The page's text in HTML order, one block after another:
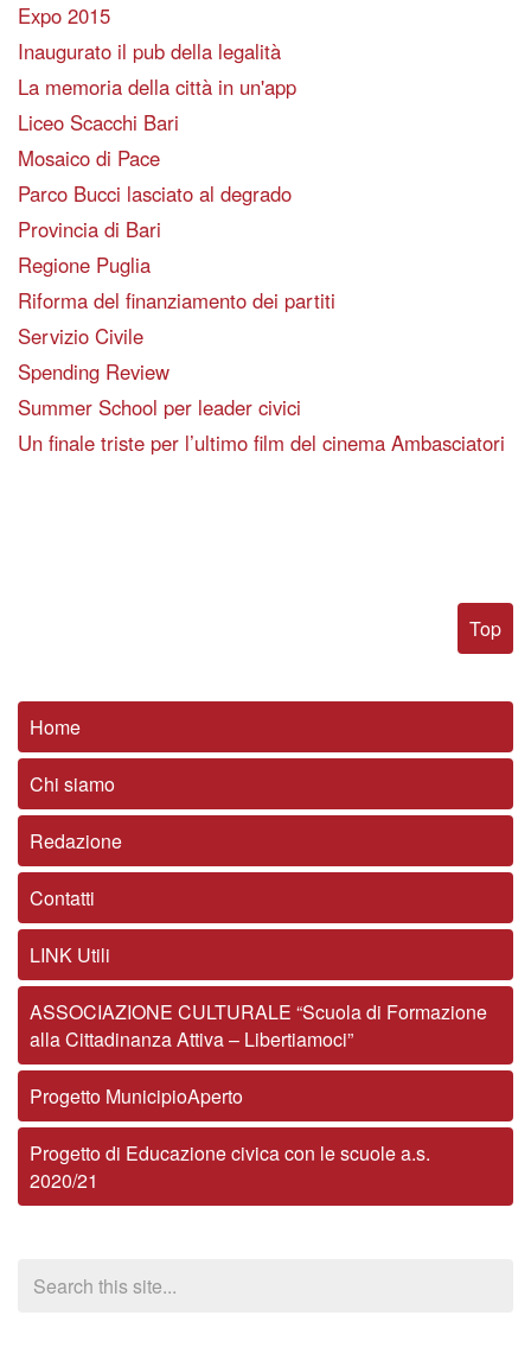
Expo 2015
Inaugurato il pub della legalità
La memoria della città in un'app
Liceo Scacchi Bari
Mosaico di Pace
Parco Bucci lasciato al degrado
Provincia di Bari
Regione Puglia
Riforma del finanziamento dei partiti
Servizio Civile
Spending Review
Summer School per leader civici
Un finale triste per l’ultimo film del cinema Ambasciatori
Top
Home
Chi siamo
Redazione
Contatti
LINK Utili
ASSOCIAZIONE CULTURALE “Scuola di Formazione
alla Cittadinanza Attiva – Libertiamoci”
Progetto MunicipioAperto
Progetto di Educazione civica con le scuole a.s.
2020/21